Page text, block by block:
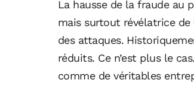
La hausse de la fraude au
mais surtout révélatrice
des attaques.
réduits. Ce n’est plus le
comme de véritables